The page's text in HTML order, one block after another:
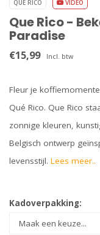
QUE RICO VIDEO
Que Rico -
Paradise
€15,99 Incl. btw
Fleur je
Qué Rico. Que Rico
zonnige kleuren,
Belgisch ontwerp
levensstijl. Lees meer..
Kadoverpakking: